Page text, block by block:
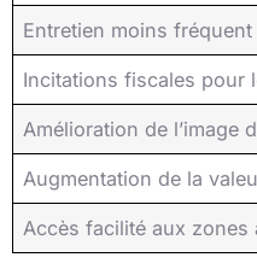
Entretien moins
Incitations fiscales pour
Amélioration de l’image
Augmentation de la
Accès facilité aux zones